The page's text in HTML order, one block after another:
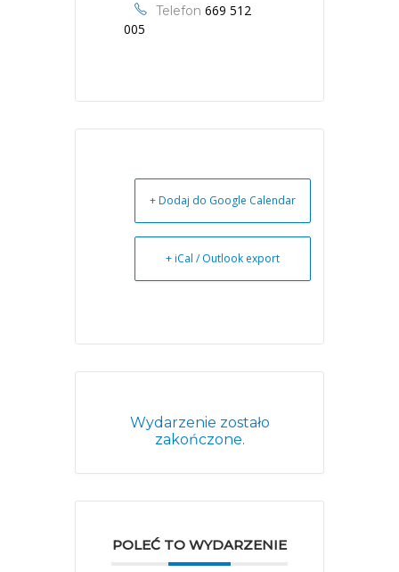
Telefon 669 512
005
+ Dodaj do Google Calendar
+ iCal / Outlook export
Wydarzenie zostało
zakończone.
POLEĆ TO WYDARZENIE